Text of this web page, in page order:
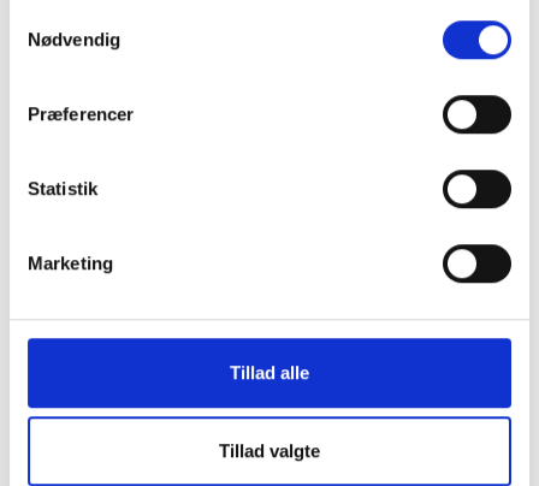
Nødvendig
Præferencer
Statistik
Marketing
Tillad alle
Tillad valgte